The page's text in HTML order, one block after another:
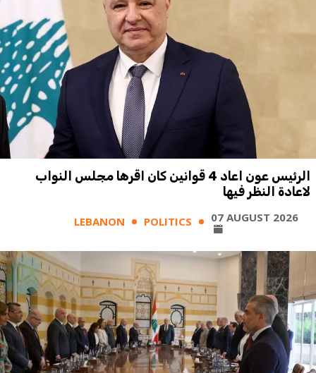
الرئيس عون اعاد 4 قوانين كان اقرها مجلس النواب
لاعادة النظر فيها
LEBANON POLITICS 07 AUGUST 2026